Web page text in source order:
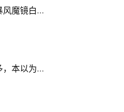
风魔镜白...
，本以为...